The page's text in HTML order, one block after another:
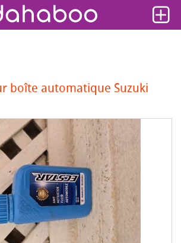
boîte automatique Suzuki